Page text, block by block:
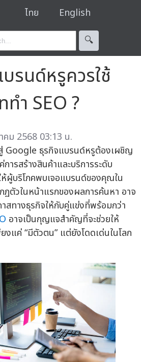
ไทย English
🔍︎
รนด์หรูควรใช้
ำ SEO ?
คม 2568 03:13 น.
Google ธุรกิจแบรนด์หรูต้องเผชิญ
ารสร้างสินค้าและบริการระดับ
ผู้บริโภคพบเจอแบรนด์ของคุณใน
ฏตัวในหน้าแรกของผลการค้นหา อาจ
สทางธุรกิจให้กับคู่แข่งที่พร้อมกว่า
อาจเป็นกุญแจสำคัญที่จะช่วยให้
แค่ “มีตัวตน” แต่ยังโดดเด่นในโลก